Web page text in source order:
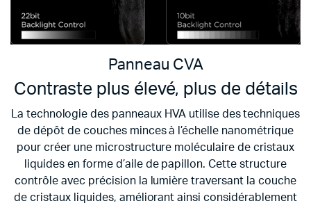
Panneau CVA
Contraste plus élevé, plus de détails
La technologie des panneaux HVA utilise des techniques
de dépôt de couches minces à l’échelle nanométrique
pour créer une microstructure moléculaire de cristaux
liquides en forme d’aile de papillon. Cette structure
contrôle avec précision la lumière traversant la couche
de cristaux liquides, améliorant ainsi considérablement